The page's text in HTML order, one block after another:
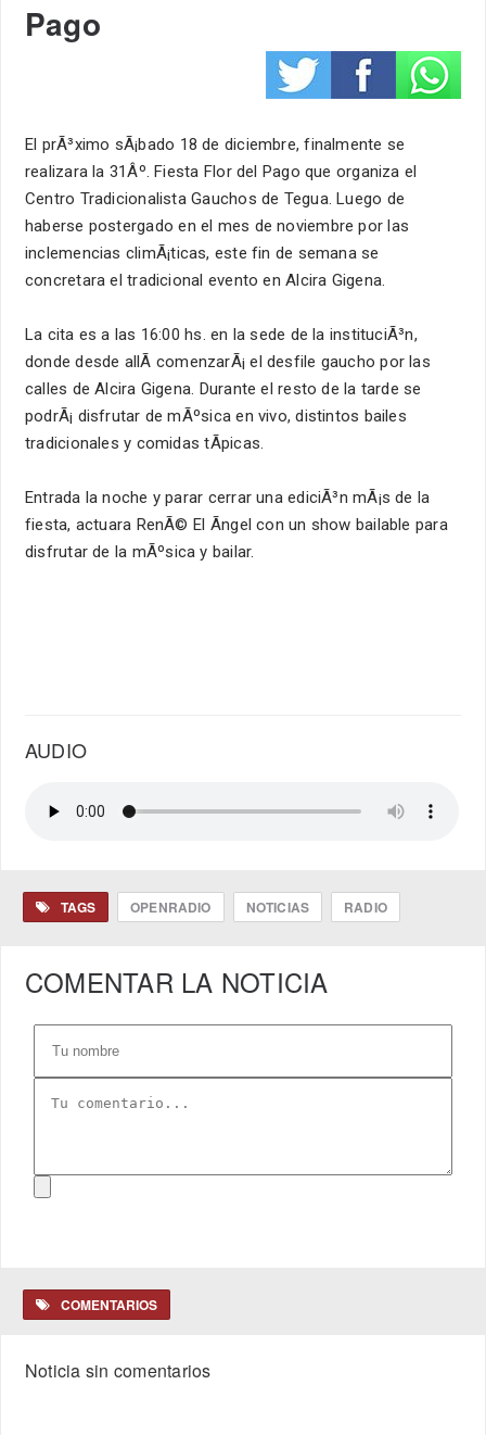
Pago
El prÃ³ximo sÃ¡bado 18 de diciembre, finalmente se
realizara la 31Âº. Fiesta Flor del Pago que organiza el
Centro Tradicionalista Gauchos de Tegua. Luego de
haberse postergado en el mes de noviembre por las
inclemencias climÃ¡ticas, este fin de semana se
concretara el tradicional evento en Alcira Gigena.
La cita es a las 16:00 hs. en la sede de la instituciÃ³n,
donde desde allÃ­ comenzarÃ¡ el desfile gaucho por las
calles de Alcira Gigena. Durante el resto de la tarde se
podrÃ¡ disfrutar de mÃºsica en vivo, distintos bailes
tradicionales y comidas tÃ­picas.
Entrada la noche y parar cerrar una ediciÃ³n mÃ¡s de la
fiesta, actuara RenÃ© El Ãngel con un show bailable para
disfrutar de la mÃºsica y bailar.
AUDIO
TAGS OPENRADIO NOTICIAS RADIO
COMENTAR LA NOTICIA
COMENTARIOS
Noticia sin comentarios